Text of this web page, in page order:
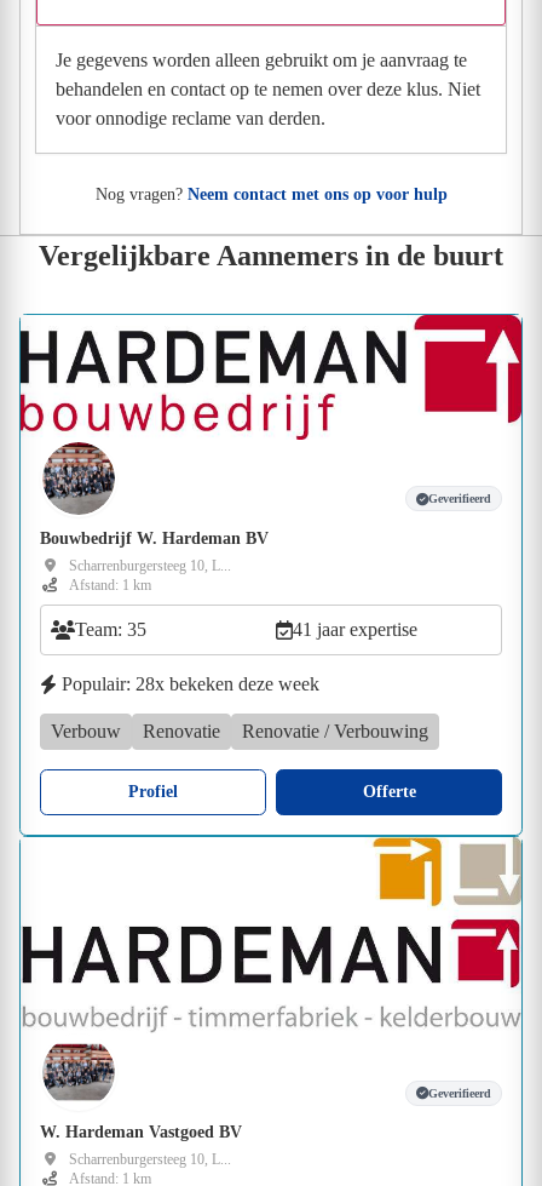
Je gegevens worden alleen gebruikt om je aanvraag te
behandelen en contact op te nemen over deze klus. Niet
voor onnodige reclame van derden.
Nog vragen? Neem contact met ons op voor hulp
Vergelijkbare Aannemers in de buurt
Geverifieerd
Bouwbedrijf W. Hardeman BV
Scharrenburgersteeg 10, L...
Afstand: 1 km
Team: 35 41 jaar expertise
Populair: 28x bekeken deze week
Verbouw Renovatie Renovatie / Verbouwing
Profiel Offerte
Geverifieerd
W. Hardeman Vastgoed BV
Scharrenburgersteeg 10, L...
Afstand: 1 km